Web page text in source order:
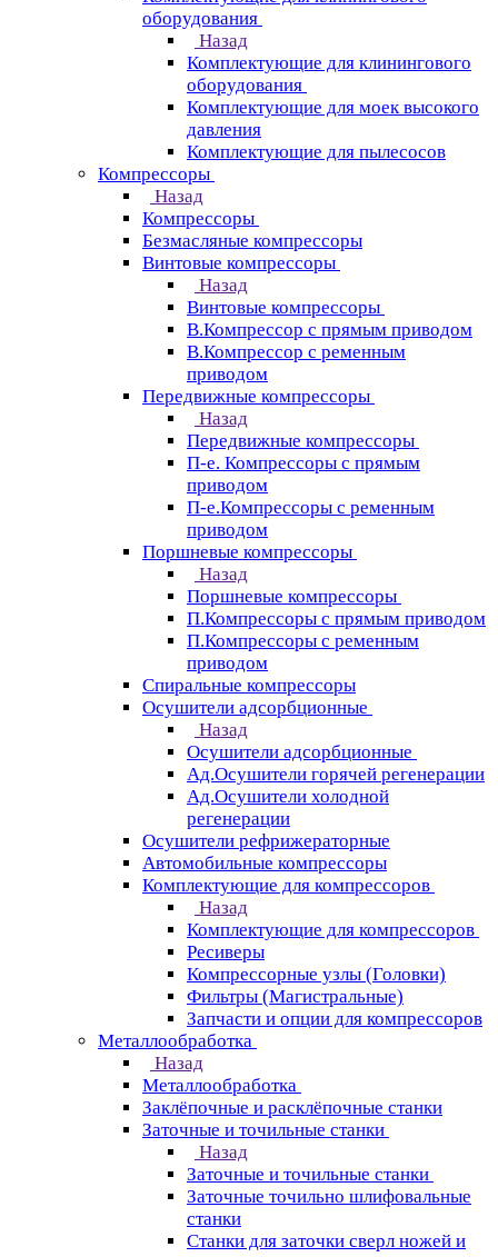
оборудования
Назад
Комплектующие для клинингового
оборудования
Комплектующие для моек высокого
давления
Комплектующие для пылесосов
Компрессоры
Назад
Компрессоры
Безмасляные компрессоры
Винтовые компрессоры
Назад
Винтовые компрессоры
В.Компрессор с прямым приводом
В.Компрессор с ременным
приводом
Передвижные компрессоры
Назад
Передвижные компрессоры
П-е. Компрессоры с прямым
приводом
П-е.Компрессоры с ременным
приводом
Поршневые компрессоры
Назад
Поршневые компрессоры
П.Компрессоры с прямым приводом
П.Компрессоры с ременным
приводом
Спиральные компрессоры
Осушители адсорбционные
Назад
Осушители адсорбционные
Ад.Осушители горячей регенерации
Ад.Осушители холодной
регенерации
Осушители рефрижераторные
Автомобильные компрессоры
Комплектующие для компрессоров
Назад
Комплектующие для компрессоров
Ресиверы
Компрессорные узлы (Головки)
Фильтры (Магистральные)
Запчасти и опции для компрессоров
Металлообработка
Назад
Металлообработка
Заклёпочные и расклёпочные станки
Заточные и точильные станки
Назад
Заточные и точильные станки
Заточные точильно шлифовальные
станки
Станки для заточки сверл ножей и